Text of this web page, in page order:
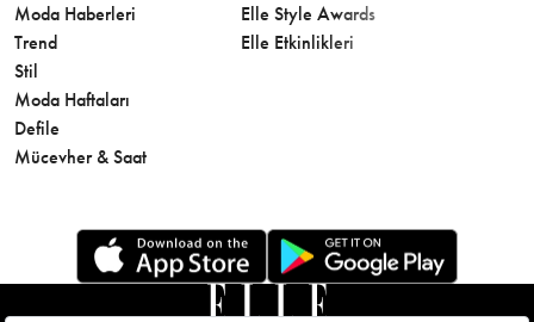
Moda Haberleri
Trend
Stil
Moda Haftaları
Defile
Mücevher & Saat
Elle Style Awards
Elle Etkinlikleri